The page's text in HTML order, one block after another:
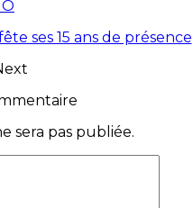
ses 15 ans de présence
sera pas publiée.